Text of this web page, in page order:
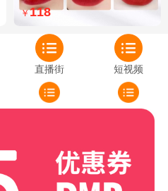
地999色号传奇红唇哑光 哑光
￥118
直播街 短视频